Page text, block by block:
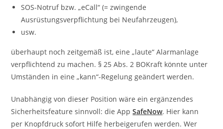
SOS-Notruf bzw. „eCall“ (= zwingende
Ausrüstungsverpflichtung bei Neufahrzeugen),
usw.
überhaupt noch zeitgemäß ist, eine „laute“ Alarmanlage
verpflichtend zu machen. § 25 Abs. 2 BOKraft könnte unter
Umständen in eine „kann“-Regelung geändert werden.
Unabhängig von dieser Position wäre ein ergänzendes
Sicherheitsfeature sinnvoll: die AppSafeNow. Hier kann
per Knopfdruck sofort Hilfe herbeigerufen werden. Wer